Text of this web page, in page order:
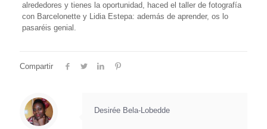
alrededores y tienes la oportunidad, haced el taller de fotografía
con Barcelonette y Lidia Estepa: además de aprender, os lo
pasaréis genial.
Compartir
Desirée Bela-Lobedde